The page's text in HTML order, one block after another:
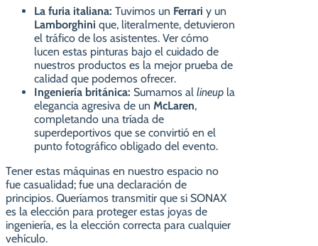
La furia italiana: Tuvimos un Ferrari y un
Lamborghini que, literalmente, detuvieron
el tráfico de los asistentes. Ver cómo
lucen estas pinturas bajo el cuidado de
nuestros productos es la mejor prueba de
calidad que podemos ofrecer.
Ingeniería británica: Sumamos al lineup la
elegancia agresiva de un McLaren,
completando una tríada de
superdeportivos que se convirtió en el
punto fotográfico obligado del evento.
Tener estas máquinas en nuestro espacio no
fue casualidad; fue una declaración de
principios. Queríamos transmitir que si SONAX
es la elección para proteger estas joyas de
ingeniería, es la elección correcta para cualquier
vehículo.